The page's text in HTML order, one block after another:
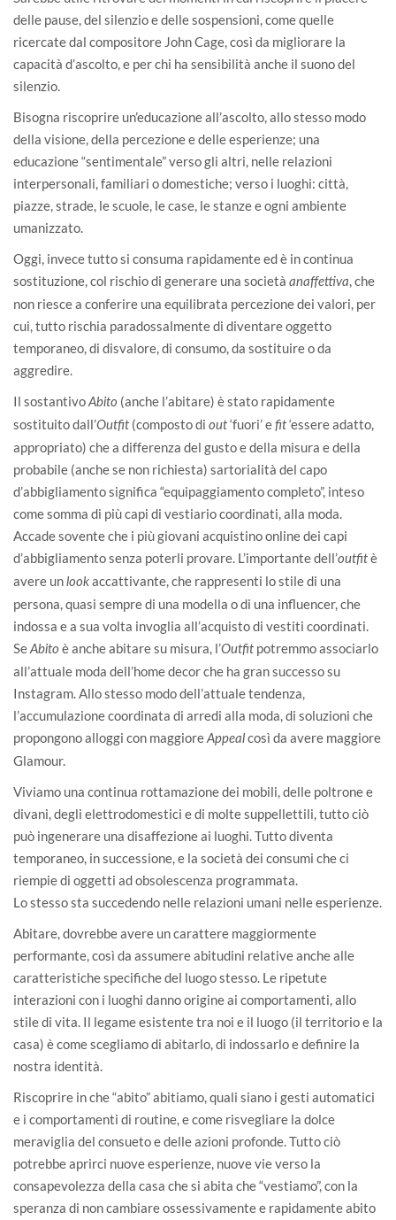
delle pause, del silenzio e delle sospensioni, come quelle
ricercate dal compositore John Cage, così da migliorare la
capacità d’ascolto, e per chi ha sensibilità anche il suono del
silenzio.
Bisogna riscoprire un’educazione all’ascolto, allo stesso modo
della visione, della percezione e delle esperienze; una
educazione “sentimentale” verso gli altri, nelle relazioni
interpersonali, familiari o domestiche; verso i luoghi: città,
piazze, strade, le scuole, le case, le stanze e ogni ambiente
umanizzato.
Oggi, invece tutto si consuma rapidamente ed è in continua
sostituzione, col rischio di generare una società anaffettiva , che
non riesce a conferire una equilibrata percezione dei valori, per
cui, tutto rischia paradossalmente di diventare oggetto
temporaneo, di disvalore, di consumo, da sostituire o da
aggredire.
Il sostantivo Abito (anche l’abitare) è stato rapidamente
sostituito dall’Outfit (composto di out ‘fuori’ e fit ‘essere adatto,
appropriato) che a differenza del gusto e della misura e della
probabile (anche se non richiesta) sartorialità del capo
d’abbigliamento significa “equipaggiamento completo”, inteso
come somma di più capi di vestiario coordinati, alla moda.
Accade sovente che i più giovani acquistino online dei capi
d’abbigliamento senza poterli provare. L’importante dell’outfit è
avere un look accattivante, che rappresenti lo stile di una
persona, quasi sempre di una modella o di una influencer, che
indossa e a sua volta invoglia all’acquisto di vestiti coordinati.
Se Abito è anche abitare su misura, l’Outfit potremmo associarlo
all’attuale moda dell’home decor che ha gran successo su
Instagram. Allo stesso modo dell’attuale tendenza,
l’accumulazione coordinata di arredi alla moda, di soluzioni che
propongono alloggi con maggiore Appeal così da avere maggiore
Glamour.
Viviamo una continua rottamazione dei mobili, delle poltrone e
divani, degli elettrodomestici e di molte suppellettili, tutto ciò
può ingenerare una disaffezione ai luoghi. Tutto diventa
temporaneo, in successione, e la società dei consumi che ci
riempie di oggetti ad obsolescenza programmata.
Lo stesso sta succedendo nelle relazioni umani nelle esperienze.
Abitare, dovrebbe avere un carattere maggiormente
performante, così da assumere abitudini relative anche alle
caratteristiche specifiche del luogo stesso. Le ripetute
interazioni con i luoghi danno origine ai comportamenti, allo
stile di vita. Il legame esistente tra noi e il luogo (il territorio e la
casa) è come scegliamo di abitarlo, di indossarlo e definire la
nostra identità.
Riscoprire in che “abito” abitiamo, quali siano i gesti automatici
e i comportamenti di routine, e come risvegliare la dolce
meraviglia del consueto e delle azioni profonde. Tutto ciò
potrebbe aprirci nuove esperienze, nuove vie verso la
consapevolezza della casa che si abita che “vestiamo”, con la
speranza di non cambiare ossessivamente e rapidamente abito